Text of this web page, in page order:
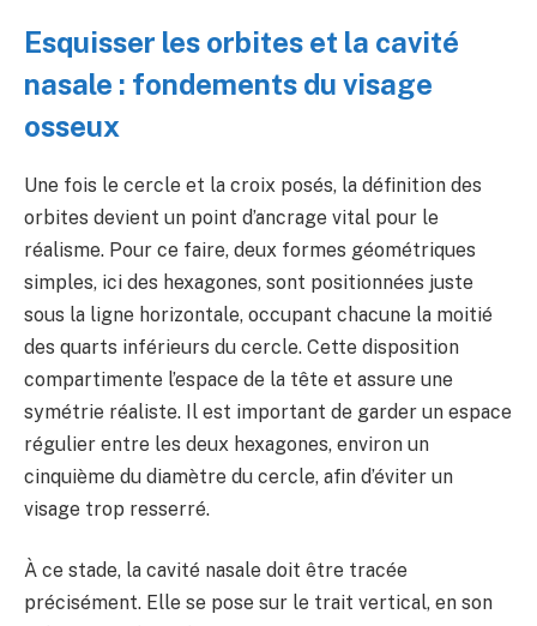
Esquisser les orbites et la cavité
nasale : fondements du visage
osseux
Une fois le cercle et la croix posés, la définition des
orbites devient un point d’ancrage vital pour le
réalisme. Pour ce faire, deux formes géométriques
simples, ici des hexagones, sont positionnées juste
sous la ligne horizontale, occupant chacune la moitié
des quarts inférieurs du cercle. Cette disposition
compartimente l’espace de la tête et assure une
symétrie réaliste. Il est important de garder un espace
régulier entre les deux hexagones, environ un
cinquième du diamètre du cercle, afin d’éviter un
visage trop resserré.
À ce stade, la cavité nasale doit être tracée
précisément. Elle se pose sur le trait vertical, en son